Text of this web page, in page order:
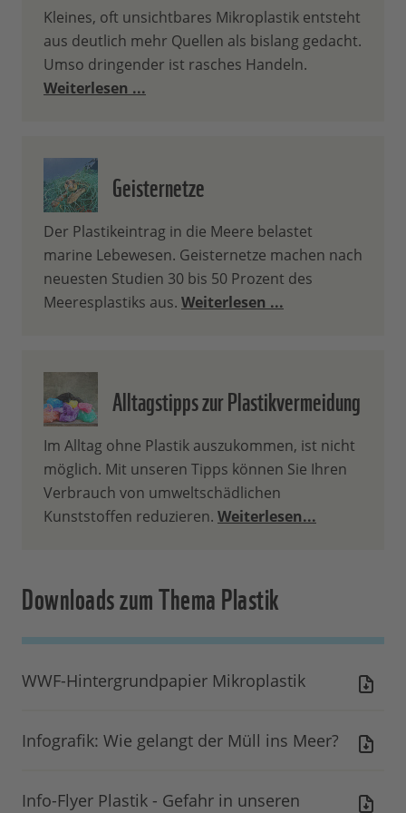
Kleines, oft unsichtbares Mikroplastik entsteht
aus deutlich mehr Quellen als bislang gedacht.
Umso dringender ist rasches Handeln.
Weiterlesen ...
Geisternetze
Der Plastikeintrag in die Meere belastet
marine Lebewesen. Geisternetze machen nach
neuesten Studien 30 bis 50 Prozent des
Meeresplastiks aus. Weiterlesen ...
Alltagstipps zur Plastikvermeidung
Im Alltag ohne Plastik auszukommen, ist nicht
möglich. Mit unseren Tipps können Sie Ihren
Verbrauch von umweltschädlichen
Kunststoffen reduzieren. Weiterlesen...
Downloads zum Thema Plastik
WWF-Hintergrundpapier Mikroplastik
Infografik: Wie gelangt der Müll ins Meer?
Info-Flyer Plastik - Gefahr in unseren